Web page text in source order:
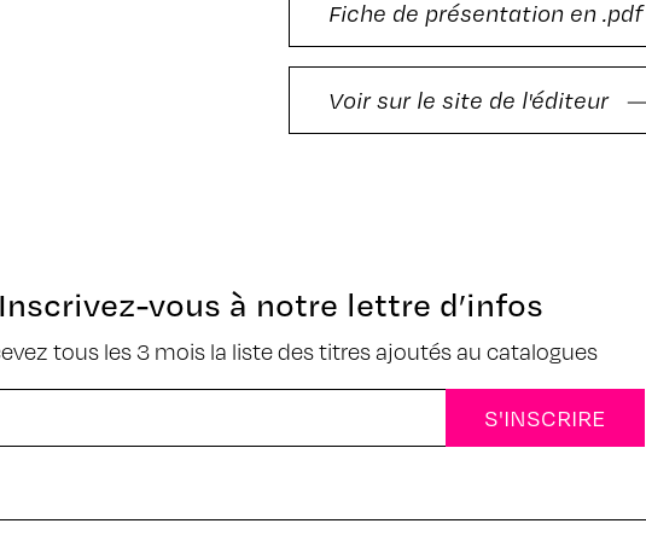
Fiche de présentation en .pdf
Voir sur le site de l'éditeur
Inscrivez-vous à notre lettre d’infos
tous les 3 mois la liste des titres ajoutés au catalogues